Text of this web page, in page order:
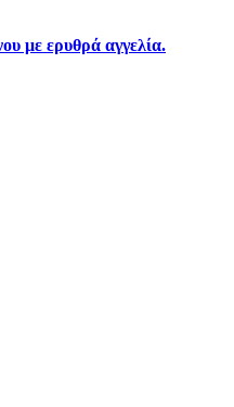
με ερυθρά αγγελία.